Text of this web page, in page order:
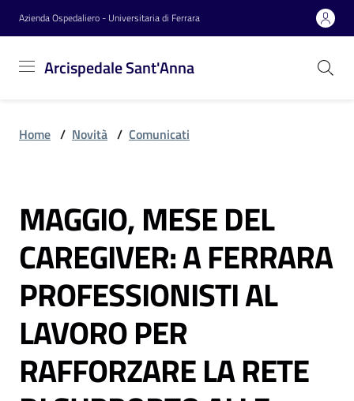
Vai al contenuto
Vai alla navigazione
Vai al footer
Azienda Ospedaliero - Universitaria di Ferrara
Arcispedale Sant'Anna
Sant'Anna
Azienda
Servizi
Reparti
Novità
Home / Novità / Comunicati
Salta al contenuto
MAGGIO, MESE DEL
CAREGIVER: A FERRARA
PROFESSIONISTI AL
LAVORO PER
RAFFORZARE LA RETE